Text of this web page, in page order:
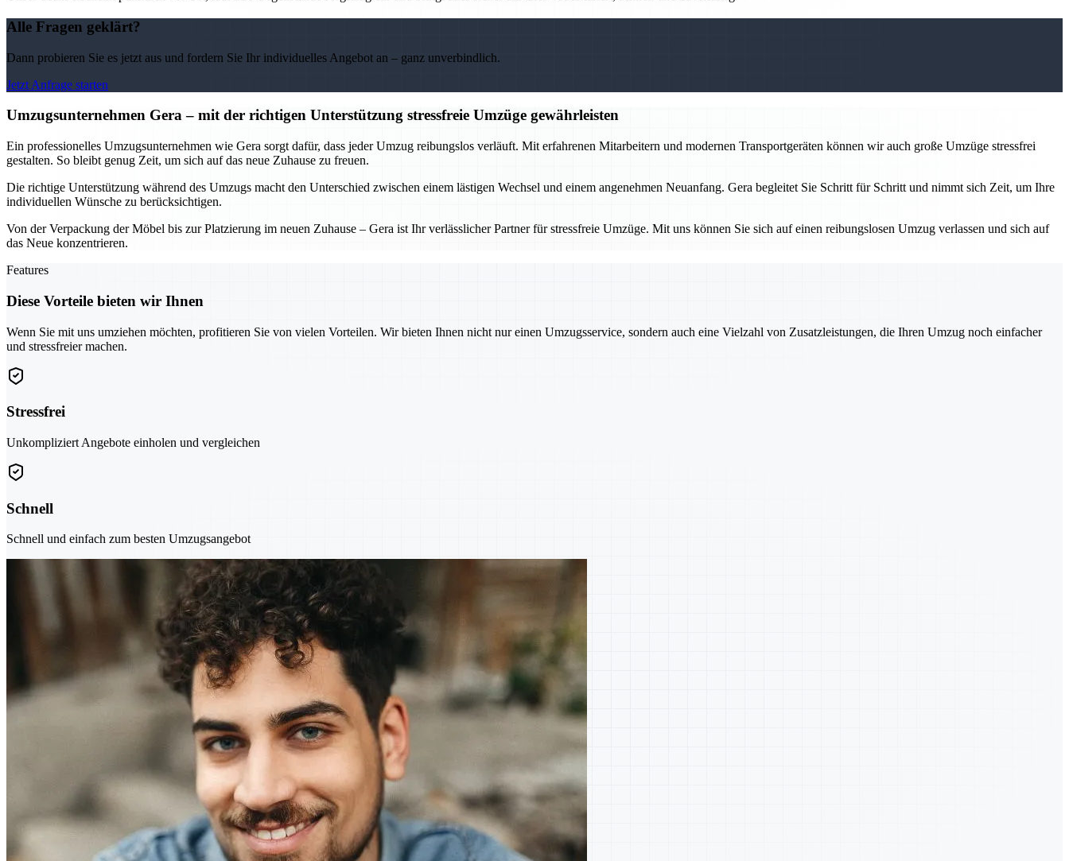
Alle Fragen geklärt?
Dann probieren Sie es jetzt aus und fordern Sie Ihr individuelles Angebot an – ganz unverbindlich.
Jetzt Anfrage starten
Umzugsunternehmen Gera – mit der richtigen Unterstützung stressfreie Umzüge gewährleisten
Ein professionelles Umzugsunternehmen wie Gera sorgt dafür, dass jeder Umzug reibungslos verläuft. Mit erfahrenen Mitarbeitern und modernen Transportgeräten können wir auch große Umzüge stressfrei
gestalten. So bleibt genug Zeit, um sich auf das neue Zuhause zu freuen.
Die richtige Unterstützung während des Umzugs macht den Unterschied zwischen einem lästigen Wechsel und einem angenehmen Neuanfang. Gera begleitet Sie Schritt für Schritt und nimmt sich Zeit, um Ihre
individuellen Wünsche zu berücksichtigen.
Von der Verpackung der Möbel bis zur Platzierung im neuen Zuhause – Gera ist Ihr verlässlicher Partner für stressfreie Umzüge. Mit uns können Sie sich auf einen reibungslosen Umzug verlassen und sich auf
das Neue konzentrieren.
Features
Diese Vorteile bieten wir Ihnen
Wenn Sie mit uns umziehen möchten, profitieren Sie von vielen Vorteilen. Wir bieten Ihnen nicht nur einen Umzugsservice, sondern auch eine Vielzahl von Zusatzleistungen, die Ihren Umzug noch einfacher
und stressfreier machen.
Stressfrei
Unkompliziert Angebote einholen und vergleichen
Schnell
Schnell und einfach zum besten Umzugsangebot